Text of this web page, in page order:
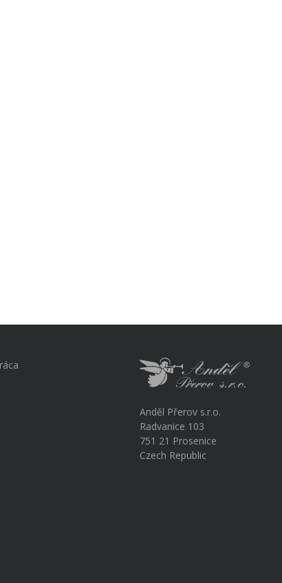
Anděl Přerov s.r.o.
Radvanice 103
751 21 Prosenice
Czech Republic